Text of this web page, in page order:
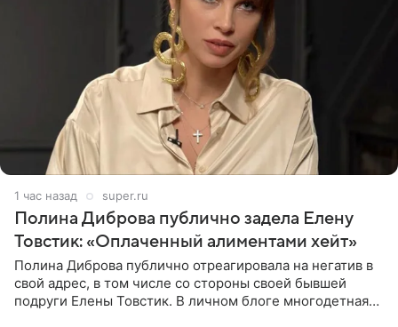
1 час назад super.ru
Полина Диброва публично задела Елену
Товстик: «Оплаченный алиментами хейт»
Полина Диброва публично отреагировала на негатив в
свой адрес, в том числе со стороны своей бывшей
подруги Елены Товстик. В личном блоге многодетная